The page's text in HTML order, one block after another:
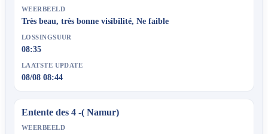
WEERBEELD
Très beau, très bonne visibilité, Ne faible
LOSSINGSUUR
08:35
LAATSTE UPDATE
08/08 08:44
Entente des 4 -( Namur)
WEERBEELD